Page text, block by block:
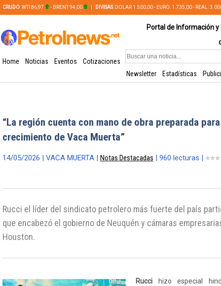
CRUDO: WTI 86,97 - BRENT 94,00 DIVISAS: DOLAR 1.500,00 - EURO: 1.735,00 - REAL:
Portal de Información
Home Noticias Eventos
Cotizaciones
Newsletter
Estadísticas
“La región cuenta con mano de obra preparada
crecimiento de Vaca Muerta”
14/05/2026 | VACA MUERTA | Notas Destacadas | 960 lecturas |
Rucci el líder del sindicato petrolero más fuerte del país
que encabezó el gobierno de Neuquén y cámaras
Houston.
Rucci
hizo especial